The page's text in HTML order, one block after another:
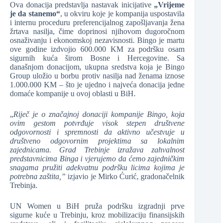
Ova donacija predstavlja nastavak inicijative „Vrijeme
je da stanemo“, u okviru koje je kompanija uspostavila
i internu proceduru preferencijalnog zapošljavanja žena
žrtava nasilja, čime doprinosi njihovom dugoročnom
osnaživanju i ekonomskoj nezavisnosti. Bingo je martu
ove godine izdvojio 600.000 KM za podršku osam
sigurnih kuća širom Bosne i Hercegovine. Sa
današnjom donacijom, ukupna sredstva koja je Bingo
Group uložio u borbu protiv nasilja nad ženama iznose
1.000.000 KM – što je ujedno i najveća donacija jedne
domaće kompanije u ovoj oblasti u BiH.
„Riječ je o značajnoj donaciji kompanije Bingo, koja
ovim gestom potvrđuje visok stepen društvene
odgovornosti i spremnosti da aktivno učestvuje u
društveno odgovornim projektima sa lokalnim
zajednicama. Grad Trebinje izražava zahvalnost
predstavnicima Binga i vjerujemo da ćemo zajedničkim
snagama pružiti adekvatnu podršku licima kojima je
potrebna zaštita,” izjavio je Mirko Ćurić, gradonačelnik
Trebinja.
UN Women u BiH pruža podršku izgradnji prve
sigurne kuće u Trebinju, kroz mobilizaciju finansijskih